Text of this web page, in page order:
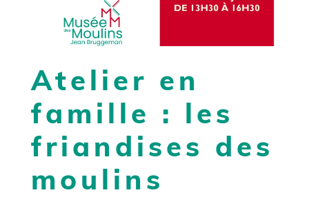
Atelier en
famille : les
friandises des
moulins